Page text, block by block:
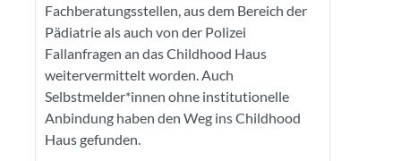
Fachberatungsstellen, aus dem Bereich der
Pädiatrie als auch von der Polizei
Fallanfragen an das Childhood Haus
weitervermittelt worden. Auch
Selbstmelder*innen ohne institutionelle
Anbindung haben den Weg ins Childhood
Haus gefunden.